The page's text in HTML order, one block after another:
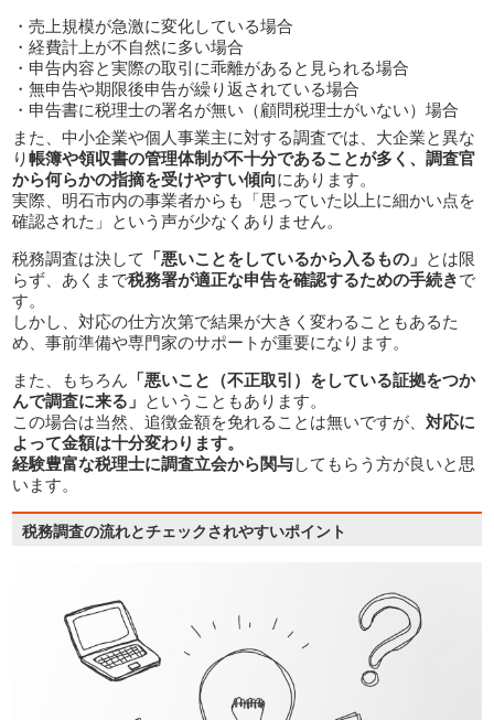
・売上規模が急激に変化している場合
・経費計上が不自然に多い場合
・申告内容と実際の取引に乖離があると見られる場合
・無申告や期限後申告が繰り返されている場合
・申告書に税理士の署名が無い（顧問税理士がいない）場合
また、中小企業や個人事業主に対する調査では、大企業と異な
り帳簿や領収書の管理体制が不十分であることが多く、調査官
から何らかの指摘を受けやすい傾向にあります。
実際、明石市内の事業者からも「思っていた以上に細かい点を
確認された」という声が少なくありません。
税務調査は決して
「悪いことをしているから入るもの」 とは限
らず、あくまで税務署が適正な申告を確認するための手続きで
す。
しかし、対応の仕方次第で結果が大きく変わることもあるた
め、事前準備や専門家のサポートが重要になります。
また、もちろん 「悪いこと（不正取引）をしている証拠をつか
んで調査に来る」 ということもあります。
この場合は当然、追徴金額を免れることは無いですが、対応に
よって金額は十分変わります。
経験豊富な税理士に調査立会から関与してもらう方が良いと思
います。